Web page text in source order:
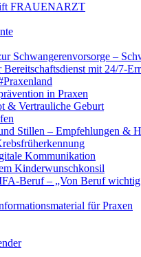
FRAUENARZT
Schwangerenvorsorge –
mit 24/7-
in Praxen
& Vertrauliche Geburt
Stillen – Empfehlungen &
Kommunikation
Kinderwunschkonsil
Beruf – „Von Beruf
für Praxen